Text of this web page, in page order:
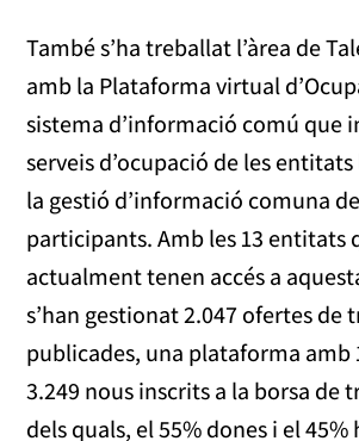
També s’ha treballat l’àrea de
amb la Plataforma virtual
sistema d’informació comú que
serveis d’ocupació de les
la gestió d’informació comuna
participants. Amb les 13 entitats
actualment tenen accés a
s’han gestionat 2.047 ofertes de
publicades, una plataforma amb
3.249 nous inscrits a la borsa de
dels quals, el 55% dones i el 45%